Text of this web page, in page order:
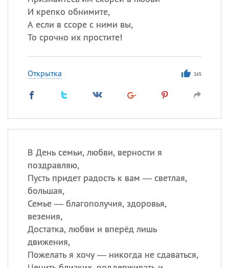
И крепко обнимите,
А если в ссоре с ними вы,
То срочно их простите!
Открытка 165
В День семьи, любви, верности я
поздравляю,
Пусть придет радость к вам — светлая,
большая,
Семье — благополучия, здоровья,
везения,
Достатка, любви и вперёд лишь
движения,
Пожелать я хочу — никогда не сдаваться,